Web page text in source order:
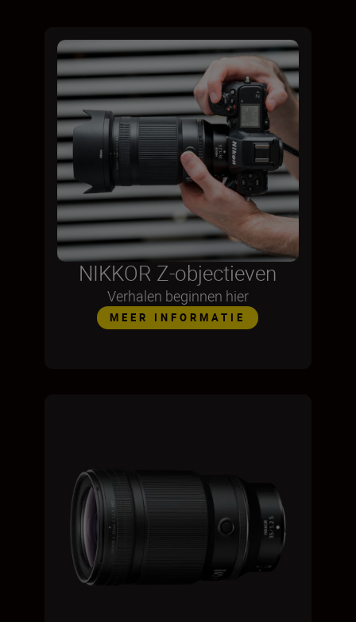
NIKKOR Z-objectieven
Verhalen beginnen hier
MEER INFORMATIE